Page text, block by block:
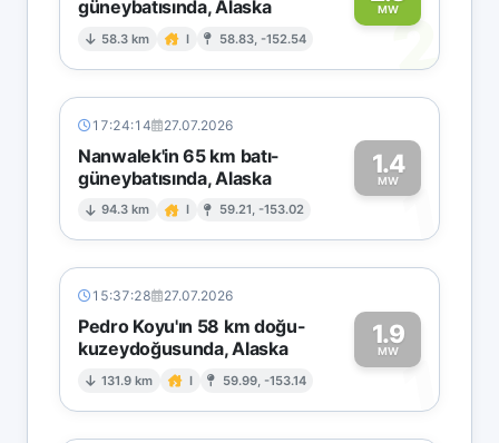
güneybatısında, Alaska
58.3 km I 58.83, -152.54
MW2
17:24:14 27.07.2026
Nanwalek'in 65 km batı-
güneybatısında, Alaska
94.3 km I 59.21, -153.02
1.4
MW1
15:37:28 27.07.2026
Pedro Koyu'ın 58 km doğu-
kuzeydoğusunda, Alaska
131.9 km I 59.99, -153.14
1.9
MW1